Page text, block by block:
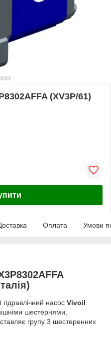
(XV3P/61)
Оплата Умови
насос Vivoil
шестернями,
групу 3 шестеренних